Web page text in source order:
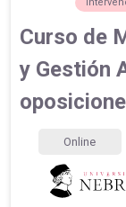
Curso de
y Gestión
Online